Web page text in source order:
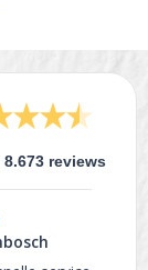
8.673 reviews